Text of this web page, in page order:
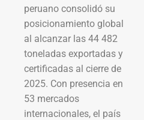
peruano consolidó su
posicionamiento global
al alcanzar las 44 482
toneladas exportadas y
certificadas al cierre de
2025. Con presencia en
53 mercados
internacionales, el país